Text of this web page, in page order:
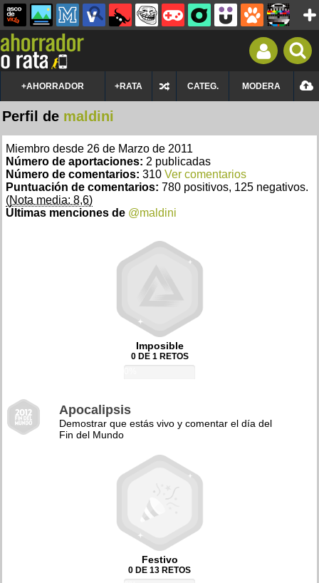
+AHORRADOR +RATA CATEG. MODERA
Perfil de maldini
Miembro desde 26 de Marzo de 2011
Número de aportaciones: 2 publicadas
Número de comentarios: 310 Ver comentarios
Puntuación de comentarios: 780 positivos, 125 negativos.
(Nota media: 8,6)
Últimas menciones de @maldini
Imposible
0 DE 1 RETOS
Apocalipsis
Demostrar que estás vivo y comentar el día del
Fin del Mundo
Festivo
0 DE 13 RETOS